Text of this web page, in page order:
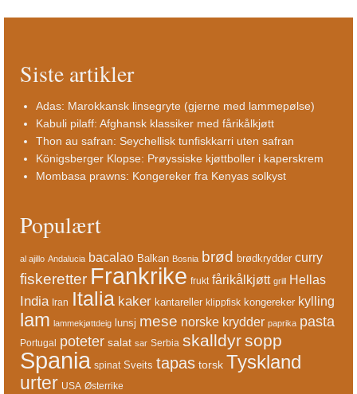
Siste artikler
Adas: Marokkansk linsegryte (gjerne med lammepølse)
Kabuli pilaff: Afghansk klassiker med fårikålkjøtt
Thon au safran: Seychellisk tunfiskkarri uten safran
Königsberger Klopse: Prøyssiske kjøttboller i kaperskrem
Mombasa prawns: Kongereker fra Kenyas solkyst
Populært
al ajillo Andalucia bacalao Balkan Bosnia brød brødkrydder curry
fiskeretter Frankrike frukt fårikålkjøtt grill Hellas
India Iran Italia kaker kantareller klippfisk kongereker kylling
lam lammekjøttdeig lunsj mese norske krydder paprika pasta
Portugal poteter salat sar Serbia skalldyrsopp
Spania spinat Sveits tapas torsk Tyskland
urter USA Østerrike